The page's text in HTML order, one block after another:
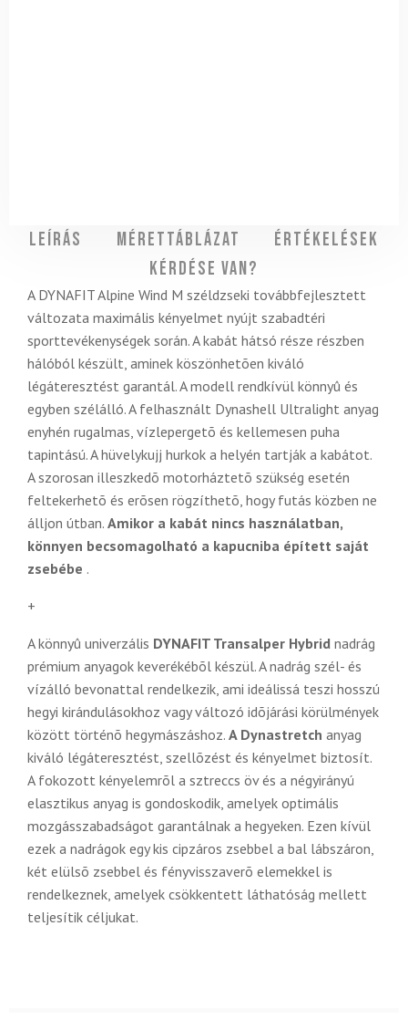
Leírás Mérettáblázat
Értékelések
Kérdése van?
A DYNAFIT Alpine Wind M széldzseki továbbfejlesztett
változata maximális kényelmet nyújt szabadtéri
sporttevékenységek során. A kabát hátsó része részben
hálóból készült, aminek köszönhetõen kiváló
légáteresztést garantál. A modell rendkívül könnyû és
egyben szélálló. A felhasznált Dynashell Ultralight anyag
enyhén rugalmas, vízlepergetõ és kellemesen puha
tapintású. A hüvelykujj hurkok a helyén tartják a kabátot.
A szorosan illeszkedõ motorháztetõ szükség esetén
feltekerhetõ és erõsen rögzíthetõ, hogy futás közben ne
álljon útban. Amikor a kabát nincs használatban,
könnyen becsomagolható a kapucniba épített saját
zsebébe .
+
A könnyû univerzális DYNAFIT Transalper Hybrid nadrág
prémium anyagok keverékébõl készül. A nadrág szél- és
vízálló bevonattal rendelkezik, ami ideálissá teszi hosszú
hegyi kirándulásokhoz vagy változó idõjárási körülmények
között történõ hegymászáshoz. A Dynastretch anyag
kiváló légáteresztést, szellõzést és kényelmet biztosít.
A fokozott kényelemrõl a sztreccs öv és a négyirányú
elasztikus anyag is gondoskodik, amelyek optimális
mozgásszabadságot garantálnak a hegyeken. Ezen kívül
ezek a nadrágok egy kis cipzáros zsebbel a bal lábszáron,
két elülsõ zsebbel és fényvisszaverõ elemekkel is
rendelkeznek, amelyek csökkentett láthatóság mellett
teljesítik céljukat.